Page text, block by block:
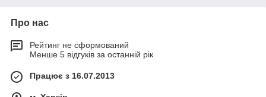
Про нас
Рейтинг не сформований
Менше 5 відгуків за останній рік
Працює з 16.07.2013